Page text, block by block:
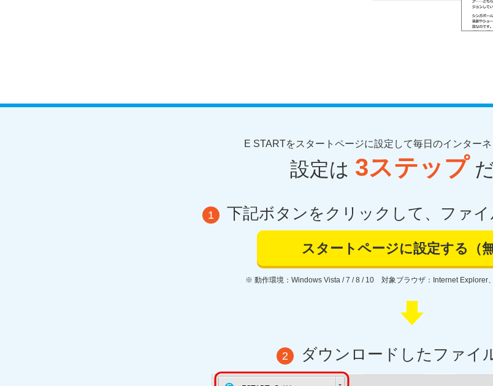
E STARTをスタートページに設定して毎日のインターネ
設定は 3ステップ
1 下記ボタンをクリックして、ファ
スタートページに設定する（無
※ 動作環境：Windows Vista / 7 / 8 / 10 対象ブラウザ：Internet Explorer
2 ダウンロードしたファイ